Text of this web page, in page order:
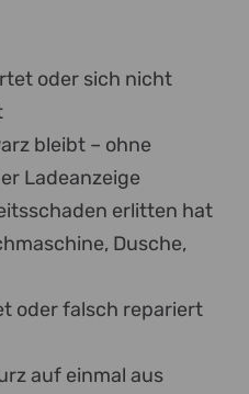
oder sich nicht
bleibt – ohne
Ladeanzeige
erlitten hat
Dusche,
oder falsch repariert
auf einmal aus